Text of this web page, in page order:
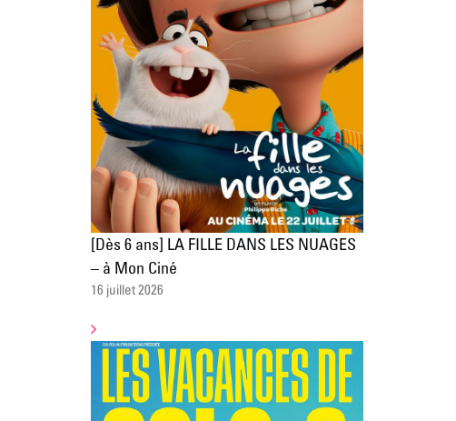
[Dès 6 ans] LA FILLE DANS LES NUAGES
– à Mon Ciné
16 juillet 2026